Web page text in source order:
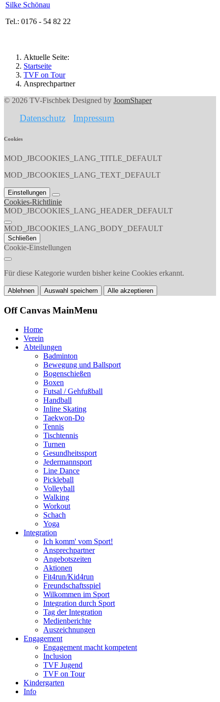
Silke Schönau
Tel.: 0176 - 54 82 22
Aktuelle Seite:
Startseite
TVF on Tour
Ansprechpartner
© 2026 TV-Fischbek Designed by JoomShaper
Datenschutz Impressum
Cookies
MOD_JBCOOKIES_LANG_TITLE_DEFAULT
MOD_JBCOOKIES_LANG_TEXT_DEFAULT
Einstellungen
Cookies-Richtlinie
MOD_JBCOOKIES_LANG_HEADER_DEFAULT
MOD_JBCOOKIES_LANG_BODY_DEFAULT
Schließen
Cookie-Einstellungen
Für diese Kategorie wurden bisher keine Cookies erkannt.
Ablehnen Auswahl speichern Alle akzeptieren
Off Canvas MainMenu
Home
Verein
Abteilungen
Badminton
Bewegung und Ballsport
Bogenschießen
Boxen
Futsal / Gehfußball
Handball
Inline Skating
Taekwon-Do
Tennis
Tischtennis
Turnen
Gesundheitssport
Jedermannsport
Line Dance
Pickleball
Volleyball
Walking
Workout
Schach
Yoga
Integration
Ich komm' vom Sport!
Ansprechpartner
Angebotszeiten
Aktionen
Fit4run/Kid4run
Freundschaftsspiel
Wilkommen im Sport
Integration durch Sport
Tag der Integration
Medienberichte
Auszeichnungen
Engagement
Engagement macht kompetent
Inclusion
TVF Jugend
TVF on Tour
Kindergarten
Info